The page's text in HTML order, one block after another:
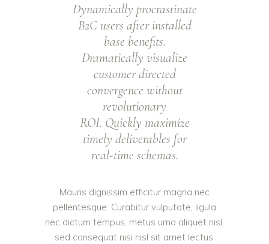
Dynamically procrastinate
B2C users after installed
base benefits.
Dramatically visualize
customer directed
convergence without
revolutionary
ROI. Quickly maximize
timely deliverables for
real-time schemas.
Mauris dignissim efficitur magna nec
pellentesque. Curabitur vulputate, ligula
nec dictum tempus, metus urna aliquet nisl,
sed consequat nisi nisl sit amet lectus.